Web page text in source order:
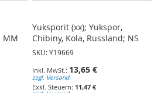
MM
Yuksporit (xx); Yukspor,
Chibiny, Kola, Russland; NS
SKU: Y19669
13,65 €
zzgl. Versand
11,47 €